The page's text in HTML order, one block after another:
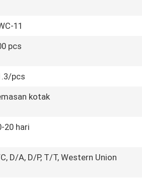
11
pcs
pcs
kotak
20 hari
D/A, D/P, T/T, Western Union